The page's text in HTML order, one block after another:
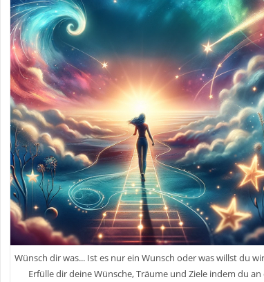
Wünsch dir was... Ist es nur ein Wunsch oder was willst du
Erfülle dir deine Wünsche, Träume und Ziele indem du an